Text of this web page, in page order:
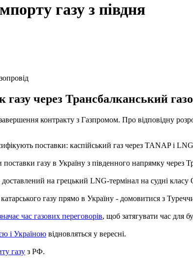
газу з півдня
через Трансбалканський
контракту з Газпромом. Про відповідну
поставки: каспійський газ через TANAP і
газу в Україну з південного напрямку через
на грецький LNG-термінал на судні класу
газу прямо в Україну - домовитися з
час газових переговорів, щоб затягувати час для
і Україною відновляться у вересні.
газу з РФ.